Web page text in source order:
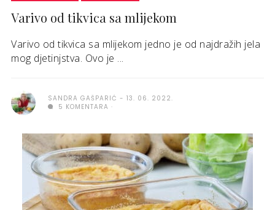
Varivo od tikvica sa mlijekom
Varivo od tikvica sa mlijekom jedno je od najdražih jela
mog djetinjstva. Ovo je ...
SANDRA GAŠPARIĆ
13. 06. 2022.
5 KOMENTARA